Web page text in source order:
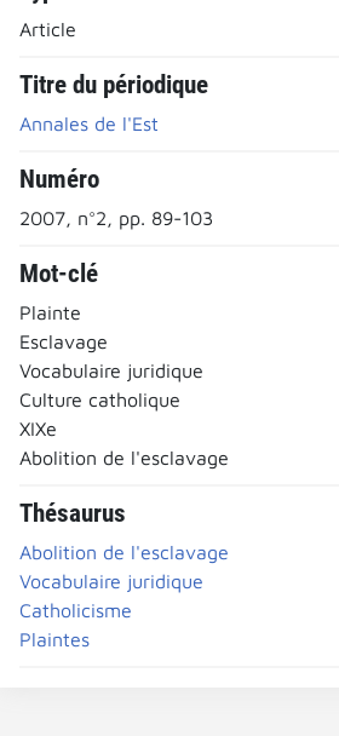
Article
Titre du périodique
Annales de l'Est
Numéro
2007, n°2, pp. 89-103
Mot-clé
Plainte
Esclavage
Vocabulaire juridique
Culture catholique
XIXe
Abolition de l'esclavage
Thésaurus
Abolition de l'esclavage
Vocabulaire juridique
Catholicisme
Plaintes